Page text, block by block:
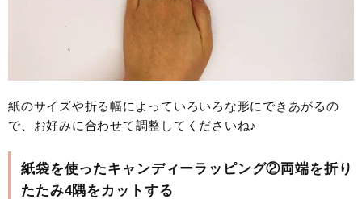
紙のサイズや折る幅によっていろいろな形にできあがるの
で、お好みに合わせて調整してくださいね♪
紙袋を使ったキャンディーラッピング②両端を折り
たたみ4隅をカットする